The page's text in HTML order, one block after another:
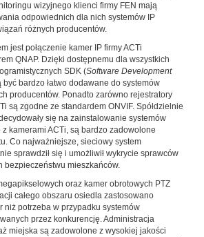
wizyjnego klienci firmy FEN mają
odpowiednich dla nich systemów IP
różnych producentów.
jest połączenie kamer IP firmy ACTi
QNAP. Dzięki dostępnemu dla wszystkich
SDK (Software Development
być bardzo łatwo dodawane do systemów
producentów. Ponadto zarówno rejestratory
są zgodne ze standardem ONVIF. Spółdzielnie
się na zainstalowanie systemów
kamerami ACTi, są bardzo zadowolone
Co najważniejsze, sieciowy system
sprawdził się i umożliwił wykrycie sprawców
bezpieczeństwu mieszkańców.
oraz kamer obrotowych PTZ
całego obszaru osiedla zastosowano
niż potrzeba w przypadku systemów
przez konkurencję. Administracja
miejska są zadowolone z wysokiej jakości